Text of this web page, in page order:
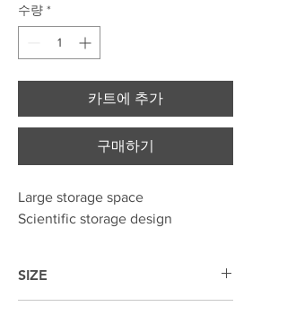
수량 *
카트에 추가
구매하기
Large storage space
Scientific storage design
SIZE